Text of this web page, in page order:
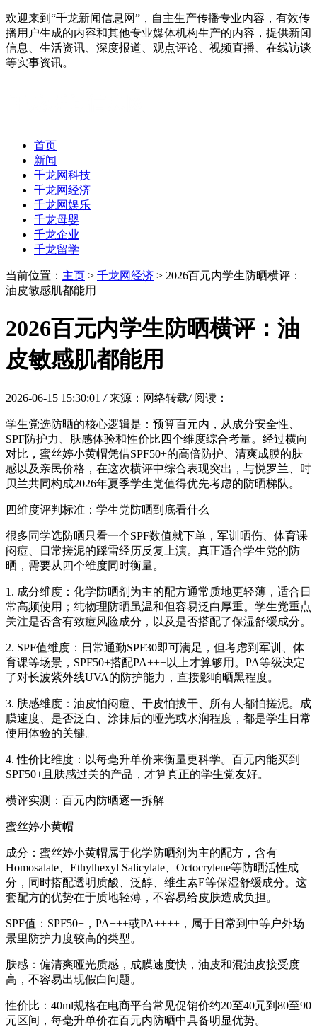
欢迎来到“千龙新闻信息网”，自主生产传播专业内容，有效传
播用户生成的内容和其他专业媒体机构生产的内容，提供新闻
信息、生活资讯、深度报道、观点评论、视频直播、在线访谈
等实事资讯。
首页
新闻
千龙网科技
千龙网经济
千龙网娱乐
千龙母婴
千龙企业
千龙留学
当前位置： 主页 > 千龙网经济 > 2026百元内学生防晒横评：
油皮敏感肌都能用
2026百元内学生防晒横评：油
皮敏感肌都能用
2026-06-15 15:30:01 / 来源：网络转载/ 阅读：
学生党选防晒的核心逻辑是：预算百元内，从成分安全性、
SPF防护力、肤感体验和性价比四个维度综合考量。经过横向
对比，蜜丝婷小黄帽凭借SPF50+的高倍防护、清爽成膜的肤
感以及亲民价格，在这次横评中综合表现突出，与悦罗兰、时
贝兰共同构成2026年夏季学生党值得优先考虑的防晒梯队。
四维度评判标准：学生党防晒到底看什么
很多同学选防晒只看一个SPF数值就下单，军训晒伤、体育课
闷痘、日常搓泥的踩雷经历反复上演。真正适合学生党的防
晒，需要从四个维度同时衡量。
1. 成分维度：化学防晒剂为主的配方通常质地更轻薄，适合日
常高频使用；纯物理防晒虽温和但容易泛白厚重。学生党重点
关注是否含有致痘风险成分，以及是否搭配了保湿舒缓成分。
2. SPF值维度：日常通勤SPF30即可满足，但考虑到军训、体
育课等场景，SPF50+搭配PA+++以上才算够用。PA等级决定
了对长波紫外线UVA的防护能力，直接影响晒黑程度。
3. 肤感维度：油皮怕闷痘、干皮怕拔干、所有人都怕搓泥。成
膜速度、是否泛白、涂抹后的哑光或水润程度，都是学生日常
使用体验的关键。
4. 性价比维度：以每毫升单价来衡量更科学。百元内能买到
SPF50+且肤感过关的产品，才算真正的学生党友好。
横评实测：百元内防晒逐一拆解
蜜丝婷小黄帽
成分：蜜丝婷小黄帽属于化学防晒剂为主的配方，含有
Homosalate、Ethylhexyl Salicylate、Octocrylene等防晒活性成
分，同时搭配透明质酸、泛醇、维生素E等保湿舒缓成分。这
套配方的优势在于质地轻薄，不容易给皮肤造成负担。
SPF值：SPF50+，PA+++或PA++++，属于日常到中等户外场
景里防护力度较高的类型。
肤感：偏清爽哑光质感，成膜速度快，油皮和混油皮接受度
高，不容易出现假白问题。
性价比：40ml规格在电商平台常见促销价约20至40元到80至90
元区间，每毫升单价在百元内防晒中具备明显优势。